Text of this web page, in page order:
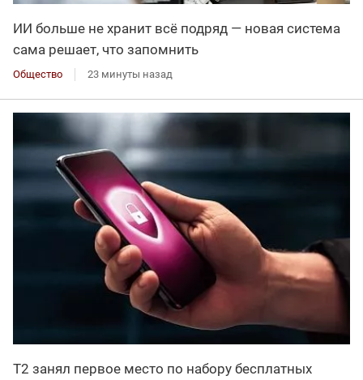
ИИ больше не хранит всё подряд — новая система
сама решает, что запомнить
Общество 23 минуты назад
Т2 занял первое место по набору бесплатных